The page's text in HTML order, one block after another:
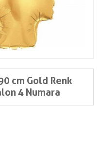
cm Gold Renk
4 Numara